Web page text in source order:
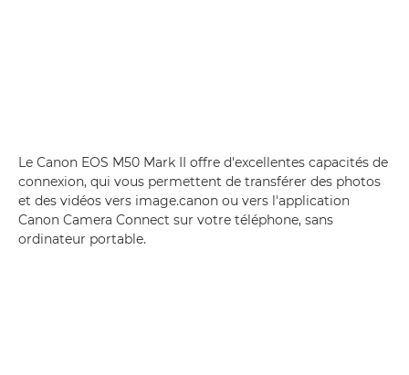
Le Canon EOS M50 Mark II offre d'excellentes capacités de
connexion, qui vous permettent de transférer des photos
et des vidéos vers image.canon ou vers l'application
Canon Camera Connect sur votre téléphone, sans
ordinateur portable.